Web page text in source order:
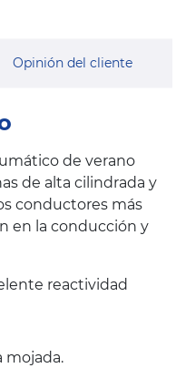
Opinión del cliente
de verano
de alta cilindrada y
conductores más
en la conducción y
reactividad
mojada.